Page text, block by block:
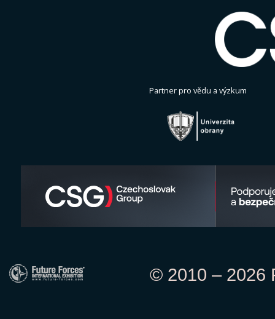
Partner pro vědu a výzkum
© 2010 – 2026